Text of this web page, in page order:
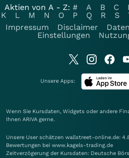
Aktien von A - Z: # A B C
K
L M N O P Q R S
Impressum
Disclaimer
Einstellungen
Unsere Apps:
Wenn Sie Kursdaten, Widgets oder andere
Ihnen ARIVA gerne.
Unsere User schätzen wallstreet-online.de:
Bewertungen bei www.kagels-trading.de
Zeitverzögerung der Kursdaten: Deutsche